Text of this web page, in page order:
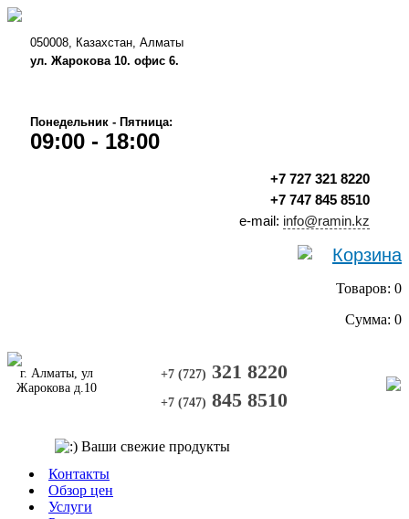
050008, Казахстан, Алматы
ул. Жарокова 10. офис 6.
Понедельник - Пятница:
09:00 - 18:00
+7 727 321 8220
+7 747 845 8510
e-mail: info@ramin.kz
Корзина
Товаров: 0
Сумма: 0
+7 (727) 321 8220
+7 (747) 845 8510
г. Алматы, ул
Жарокова д.10
Контакты
Обзор цен
Услуги